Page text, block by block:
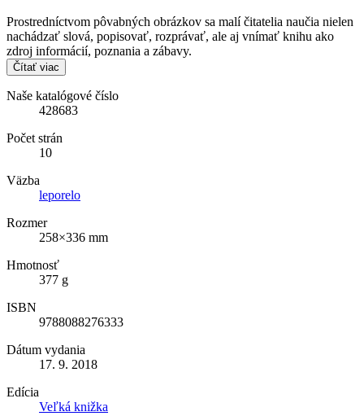
Prostredníctvom pôvabných obrázkov sa malí čitatelia naučia nielen
nachádzať slová, popisovať, rozprávať, ale aj vnímať knihu ako
zdroj informácií, poznania a zábavy.
Čítať viac
Naše katalógové číslo
428683
Počet strán
10
Väzba
leporelo
Rozmer
258×336 mm
Hmotnosť
377 g
ISBN
9788088276333
Dátum vydania
17. 9. 2018
Edícia
Veľká knižka